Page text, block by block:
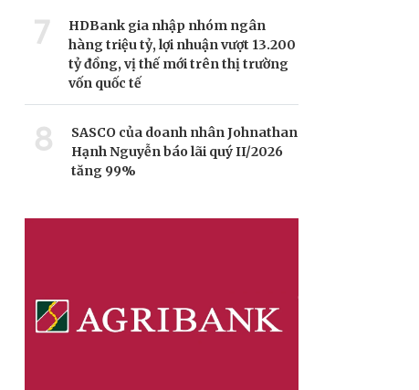
7
HDBank gia nhập nhóm ngân
hàng triệu tỷ, lợi nhuận vượt 13.200
tỷ đồng, vị thế mới trên thị trường
vốn quốc tế
8
SASCO của doanh nhân Johnathan
Hạnh Nguyễn báo lãi quý II/2026
tăng 99%